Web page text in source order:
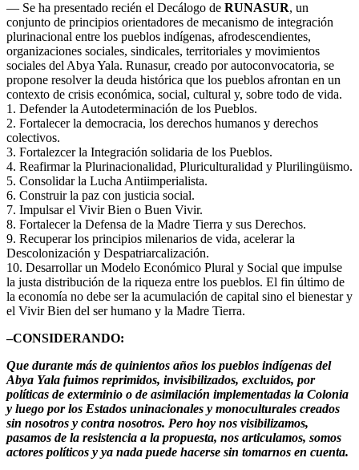
— Se ha presentado recién el Decálogo de RUNASUR, un
conjunto de principios orientadores de mecanismo de integración
plurinacional entre los pueblos indígenas, afrodescendientes,
organizaciones sociales, sindicales, territoriales y movimientos
sociales del Abya Yala. Runasur, creado por autoconvocatoria, se
propone resolver la deuda histórica que los pueblos afrontan en un
contexto de crisis económica, social, cultural y, sobre todo de vida.
1. Defender la Autodeterminación de los Pueblos.
2. Fortalecer la democracia, los derechos humanos y derechos
colectivos.
3. Fortalezcer la Integración solidaria de los Pueblos.
4. Reafirmar la Plurinacionalidad, Pluriculturalidad y Plurilingüismo.
5. Consolidar la Lucha Antiimperialista.
6. Construir la paz con justicia social.
7. Impulsar el Vivir Bien o Buen Vivir.
8. Fortalecer la Defensa de la Madre Tierra y sus Derechos.
9. Recuperar los principios milenarios de vida, acelerar la
Descolonización y Despatriarcalización.
10. Desarrollar un Modelo Económico Plural y Social que impulse
la justa distribución de la riqueza entre los pueblos. El fin último de
la economía no debe ser la acumulación de capital sino el bienestar y
el Vivir Bien del ser humano y la Madre Tierra.
–CONSIDERANDO:
Que durante más de quinientos años los pueblos indígenas del
Abya Yala fuimos reprimidos, invisibilizados, excluidos, por
políticas de exterminio o de asimilación implementadas la Colonia
y luego por los Estados uninacionales y monoculturales creados
sin nosotros y contra nosotros. Pero hoy nos visibilizamos,
pasamos de la resistencia a la propuesta, nos articulamos, somos
actores políticos y ya nada puede hacerse sin tomarnos en cuenta.